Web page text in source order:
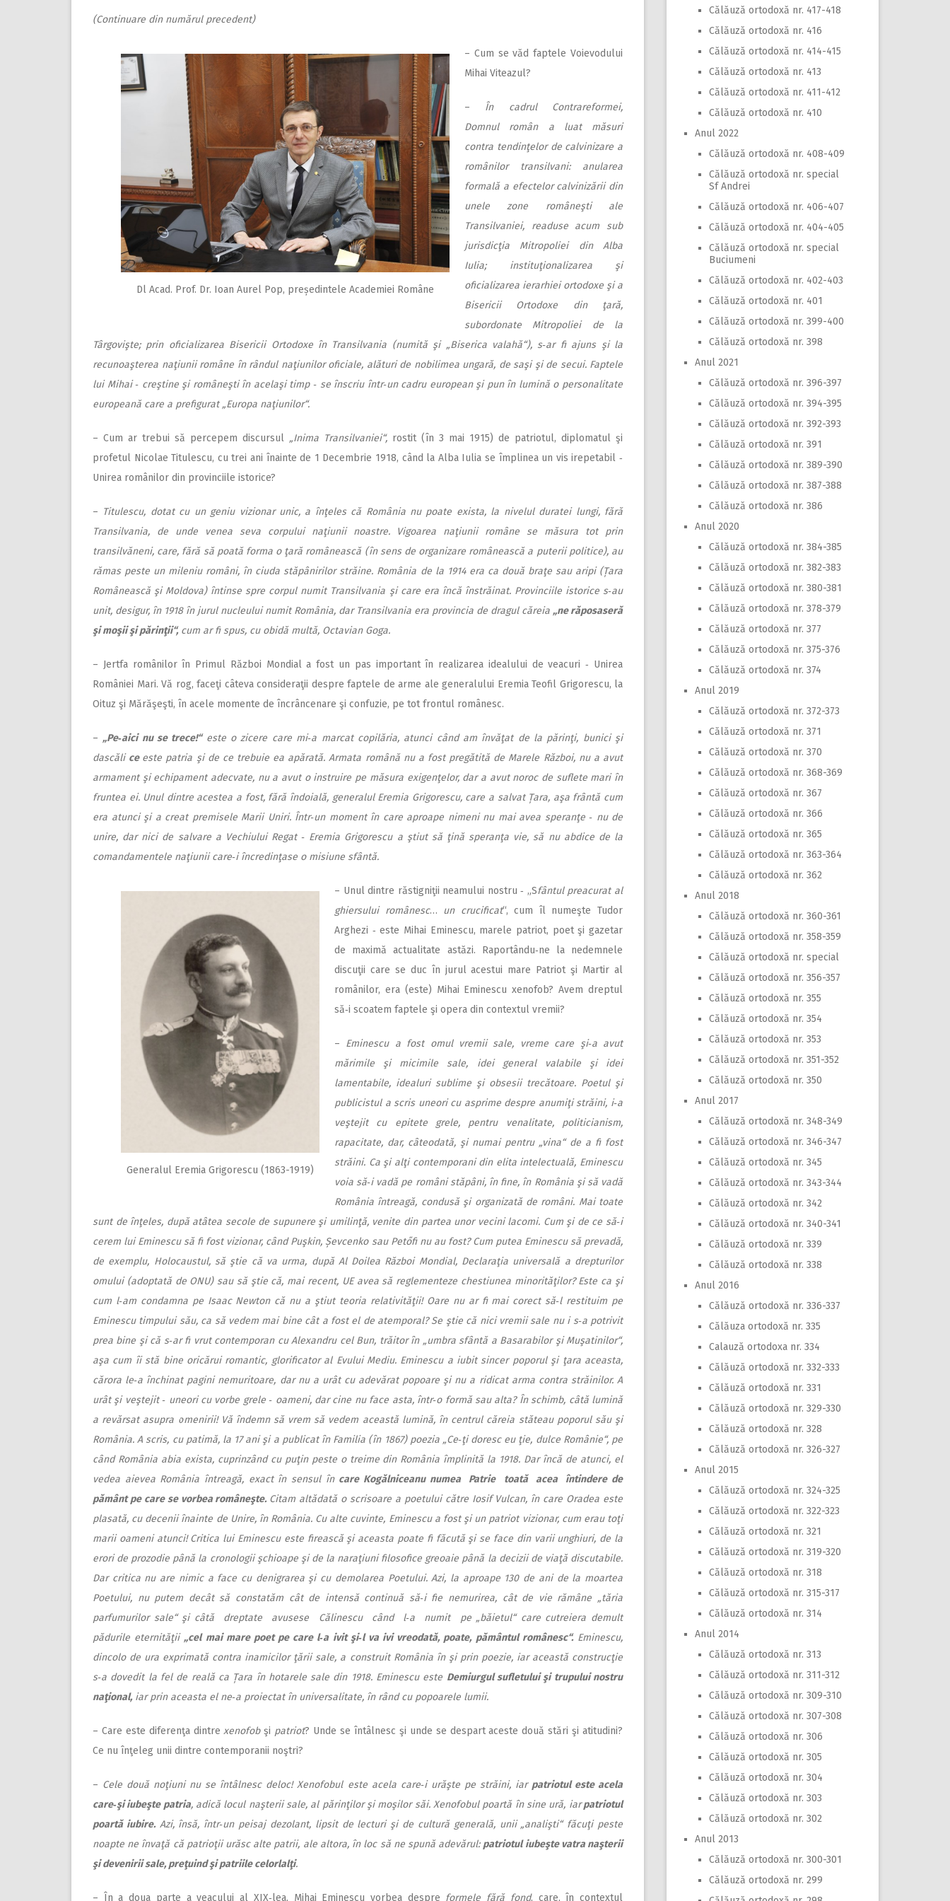
(Continuare din numărul precedent)
Dl Acad. Prof. Dr. Ioan Aurel Pop, președintele Academiei Române
– Cum se văd faptele Voievodului
Mihai Viteazul?
– În cadrul Contrareformei,
Domnul român a luat măsuri
contra tendinţelor de calvinizare a
românilor transilvani: anularea
formală a efectelor calvinizării din
unele zone româneşti ale
Transilvaniei, re­a­duse acum sub
jurisdicţia Mitropoliei din Alba
Iulia; in­stituţionalizarea şi
oficializarea ierarhiei ortodoxe şi a
Bisericii Ortodoxe din ţară,
subordonate Mitropoliei de la
Târgovişte; prin oficializarea Bisericii Ortodoxe în Transilvania (numită şi „Biserica valahă“), s‑ar fi ajuns şi la
recunoaşterea naţiunii române în rândul naţiunilor oficiale, alături de nobilimea ungară, de saşi şi de secui. Faptele
lui Mihai ‑ creştine şi româneşti în acelaşi timp ‑ se înscriu într‑un cadru european şi pun în lumină o personalitate
europeană care a prefigurat „Europa naţiunilor“.
– Cum ar trebui să percepem discursul „Inima Transilvaniei“, rostit (în 3 mai 1915) de patriotul, diplomatul şi
profetul Nicolae Titulescu, cu trei ani înainte de 1 Decembrie 1918, când la Alba Iulia se împlinea un vis irepetabil ‑
Unirea românilor din provinciile istorice?
– Titulescu, dotat cu un geniu vizionar unic, a înţeles că România nu poate exista, la nivelul duratei lungi, fără
Transilvania, de unde venea seva corpului naţiunii noastre. Vigoarea naţiunii române se măsura tot prin
transilvăneni, care, fără să poată forma o ţară românească (în sens de organizare românească a puterii politice), au
rămas peste un mileniu români, în ciuda stăpânirilor străine. România de la 1914 era ca două braţe sau aripi (Țara
Românească şi Moldova) întinse spre corpul numit Transilvania şi care era încă înstrăinat. Provinciile istorice s‑au
unit, desigur, în 1918 în jurul nucleului numit România, dar Transilvania era provincia de dragul căreia „ne răposaseră
şi moşii şi părinţii“,cum ar fi spus, cu obidă multă, Octavian Goga.
– Jertfa românilor în Primul Război Mondial a fost un pas important în realizarea idealului de veacuri ‑ Unirea
României Mari. Vă rog, faceţi câteva consideraţii despre faptele de arme ale generalului Eremia Teofil Grigorescu, la
Oituz şi Mărăşeşti, în acele momente de încrâncenare şi confuzie, pe tot frontul românesc.
–„Pe‑aici nu se trece!“ este o zicere care mi‑a marcat copilăria, atunci când am învăţat de la părinţi, bunici şi
dascăli ce este patria şi de ce trebuie ea apărată. Armata română nu a fost pregătită de Marele Război, nu a avut
armament şi echipament adecvate, nu a avut o instruire pe măsura exigenţelor, dar a avut noroc de suflete mari în
fruntea ei. Unul dintre acestea a fost, fără îndoială, generalul Eremia Grigorescu, care a salvat Țara, aşa frântă cum
era atunci şi a creat premisele Marii Uniri. Într‑un moment în care aproape nimeni nu mai avea speranţe ‑ nu de
unire, dar nici de salvare a Vechiului Regat ‑ Eremia Grigorescu a ştiut să ţină speranţa vie, să nu abdice de la
comandamentele naţiunii care‑i încredinţase o misiune sfântă.
Generalul Eremia Grigorescu (1863-1919)
– Unul dintre răstigniţii neamului nostru ‑ „Sfântul preacurat al
ghiersului românesc… un crucificat“, cum îl numeşte Tudor
Arghezi ‑ este Mihai Eminescu, marele patriot, poet şi gazetar
de maximă actualitate astăzi. Raportându‑ne la nedemnele
discuţii care se duc în jurul acestui mare Patriot şi Martir al
românilor, era (este) Mihai Eminescu xenofob? Avem dreptul
să‑i scoatem faptele şi opera din contextul vremii?
– Eminescu a fost omul vremii sale, vreme care şi‑a avut
mărimile şi micimile sale, idei general valabile şi idei
lamentabile, idealuri sublime şi obsesii trecătoare. Poetul şi
publicistul a scris uneori cu asprime despre anumiţi străini, i‑a
veştejit cu epitete grele, pentru venalitate, politicianism,
rapacitate, dar, câteodată, şi numai pentru „vina“ de a fi fost
străini. Ca şi alţi contemporani din elita intelectuală, Eminescu
voia să‑i vadă pe români stăpâni, în fine, în România şi să vadă
România întreagă, condusă şi organizată de români. Mai toate
sunt de înţeles, după atâtea secole de supunere şi umilinţă, venite din partea unor vecini lacomi. Cum şi de ce să‑i
cerem lui Eminescu să fi fost vizionar, când Puşkin, Șevcenko sau Petőfi nu au fost? Cum putea Eminescu să prevadă,
de exemplu, Holocaustul, să ştie că va urma, după Al Doilea Război Mondial, Declaraţia universală a drepturilor
omului (adoptată de ONU) sau să ştie că, mai recent, UE avea să reglementeze chestiunea minorităţilor? Este ca şi
cum l‑am condamna pe Isaac Newton că nu a ştiut teoria relativităţii! Oare nu ar fi mai corect să‑l restituim pe
Eminescu timpului său, ca să vedem mai bine cât a fost el de atemporal? Se ştie că nici vremii sale nu i s‑a potrivit
prea bine şi că s‑ar fi vrut contemporan cu Alexandru cel Bun, trăitor în „umbra sfântă a Basarabilor şi Muşatinilor“,
aşa cum îi stă bine oricărui romantic, glorificator al Evului Mediu. Eminescu a iubit sincer poporul şi ţara aceasta,
cărora le‑a închinat pagini nemuritoare, dar nu a urât cu adevărat popoare şi nu a ridicat arma contra străinilor. A
urât şi veştejit ‑ uneori cu vorbe grele ‑ oameni, dar cine nu face asta, într‑o formă sau alta? În schimb, câtă lumină
a revărsat asupra omenirii! Vă îndemn să vrem să vedem această lumină, în centrul căreia stăteau poporul său şi
România. A scris, cu patimă, la 17 ani şi a publicat în Familia (în 1867) poezia „Ce‑ţi doresc eu ţie, dulce Românie“, pe
când România abia exista, cuprinzând cu puţin peste o treime din România împlinită la 1918. Dar încă de atunci, el
vedea aievea România întreagă, exact în sensul în care Kogălniceanu numea Patrie toată acea întindere de
pământ pe care se vorbea româneşte. Citam altădată o scrisoare a poetului către Iosif Vulcan, în care Oradea este
plasată, cu decenii înainte de Unire, în România. Cu alte cuvinte, Eminescu a fost şi un patriot vizionar, cum erau toţi
marii oameni atunci! Critica lui Eminescu este firească şi aceasta poate fi făcută şi se face din varii unghiuri, de la
erori de prozodie până la cronologii şchioape şi de la naraţiuni filosofice greoaie până la decizii de viaţă discutabile.
Dar critica nu are nimic a face cu denigrarea şi cu demolarea Poetului. Azi, la aproape 130 de ani de la moartea
Poetului, nu putem decât să constatăm cât de intensă continuă să‑i fie nemurirea, cât de vie rămâne „tăria
parfumurilor sale“ şi câtă dreptate avusese Călinescu când l‑a numit pe „băietul“ care cutreiera demult
pădurile eternităţii„cel mai mare poet pe care l‑a ivit şi‑l va ivi vreodată, poate, pământul românesc“.Eminescu,
dincolo de ura exprimată contra inamicilor ţării sale, a construit România în şi prin poezie, iar această construcţie
s‑a dovedit la fel de reală ca Țara în hotarele sale din 1918. Eminescu este Demiurgul sufletului şi trupului nostru
naţional,iar prin aceasta el ne‑a proiectat în universalitate, în rând cu popoarele lumii.
– Care este diferenţa dintrexenofobşi patriot? Unde se întâlnesc şi unde se despart aceste două stări şi atitudini?
Ce nu înţeleg unii dintre contemporanii noştri?
– Cele două noţiuni nu se întâlnesc deloc! Xenofobul este acela care‑i urăşte pe străini, iar patriotul este acela
care‑şi iubeşte patria, adică locul naşterii sale, al părinţilor şi moşilor săi. Xenofobul poartă în sine ură, iarpatriotul
poartă iubire.Azi, însă, într‑un peisaj dezolant, lipsit de lecturi şi de cultură generală, unii „analişti“ făcuţi peste
noapte ne învaţă că patrioţii urăsc alte patrii, ale altora, în loc să ne spună adevărul: patriotul iubeşte vatra naşterii
şi devenirii sale, preţuind şi patriile celorlalţi.
– În a doua parte a veacului al XIX‑lea, Mihai Eminescu vorbea despre formele fără fond, care, în contextul
Călăuză ortodoxă nr. 417-418
Călăuză ortodoxă nr. 416
Călăuză ortodoxă nr. 414-415
Călăuză ortodoxă nr. 413
Călăuză ortodoxă nr. 411-412
Călăuză ortodoxă nr. 410
Anul 2022
Călăuză ortodoxă nr. 408-409
Călăuză ortodoxă nr. special
Sf Andrei
Călăuză ortodoxă nr. 406-407
Călăuză ortodoxă nr. 404-405
Călăuză ortodoxă nr. special
Buciumeni
Călăuză ortodoxă nr. 402-403
Călăuză ortodoxă nr. 401
Călăuză ortodoxă nr. 399-400
Călăuză ortodoxă nr. 398
Anul 2021
Călăuză ortodoxă nr. 396-397
Călăuză ortodoxă nr. 394-395
Călăuză ortodoxă nr. 392-393
Călăuză ortodoxă nr. 391
Călăuză ortodoxă nr. 389-390
Călăuză ortodoxă nr. 387-388
Călăuză ortodoxă nr. 386
Anul 2020
Călăuză ortodoxă nr. 384-385
Călăuză ortodoxă nr. 382-383
Călăuză ortodoxă nr. 380-381
Călăuză ortodoxă nr. 378-379
Călăuză ortodoxă nr. 377
Călăuză ortodoxă nr. 375-376
Călăuză ortodoxă nr. 374
Anul 2019
Călăuză ortodoxă nr. 372-373
Călăuză ortodoxă nr. 371
Călăuză ortodoxă nr. 370
Călăuză ortodoxă nr. 368-369
Călăuză ortodoxă nr. 367
Călăuză ortodoxă nr. 366
Călăuză ortodoxă nr. 365
Călăuză ortodoxă nr. 363-364
Călăuză ortodoxă nr. 362
Anul 2018
Călăuză ortodoxă nr. 360-361
Călăuză ortodoxă nr. 358-359
Călăuză ortodoxă nr. special
Călăuză ortodoxă nr. 356-357
Călăuză ortodoxă nr. 355
Călăuză ortodoxă nr. 354
Călăuză ortodoxă nr. 353
Călăuză ortodoxă nr. 351-352
Călăuză ortodoxă nr. 350
Anul 2017
Călăuză ortodoxă nr. 348-349
Călăuză ortodoxă nr. 346-347
Călăuză ortodoxă nr. 345
Călăuză ortodoxă nr. 343-344
Călăuză ortodoxă nr. 342
Călăuză ortodoxă nr. 340-341
Călăuză ortodoxă nr. 339
Călăuză ortodoxă nr. 338
Anul 2016
Călăuză ortodoxă nr. 336-337
Călăuza ortodoxă nr. 335
Calauză ortodoxa nr. 334
Călăuză ortodoxă nr. 332-333
Călăuză ortodoxă nr. 331
Călăuză ortodoxă nr. 329-330
Călăuză ortodoxă nr. 328
Călăuză ortodoxă nr. 326-327
Anul 2015
Călăuză ortodoxă nr. 324-325
Călăuză ortodoxă nr. 322-323
Călăuză ortodoxă nr. 321
Călăuză ortodoxă nr. 319-320
Călăuză ortodoxă nr. 318
Călăuză ortodoxă nr. 315-317
Călăuză ortodoxă nr. 314
Anul 2014
Călăuză ortodoxă nr. 313
Călăuză ortodoxă nr. 311-312
Călăuză ortodoxă nr. 309-310
Călăuză ortodoxă nr. 307-308
Călăuză ortodoxă nr. 306
Călăuză ortodoxă nr. 305
Călăuză ortodoxă nr. 304
Călăuză ortodoxă nr. 303
Călăuză ortodoxă nr. 302
Anul 2013
Călăuză ortodoxă nr. 300-301
Călăuză ortodoxă nr. 299